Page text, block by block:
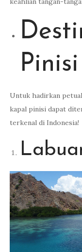
Pinisi
Untuk hadirkan
kapal pinisi dapat
terkenal di Indonesia!